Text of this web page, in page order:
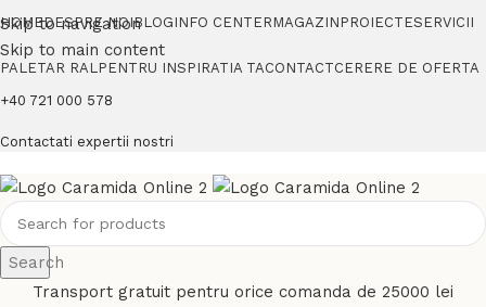
Skip to navigation
Skip to main content
HOMEDESPRE NOIBLOG INFO CENTERMAGAZIN PROIECTESERVICII
PALETAR RALPENTRU INSPIRATIA TACONTACTCERERE DE OFERTA
+40 721 000 578
Contactati expertii nostri
Search
Transport gratuit pentru orice comanda de 25000 lei